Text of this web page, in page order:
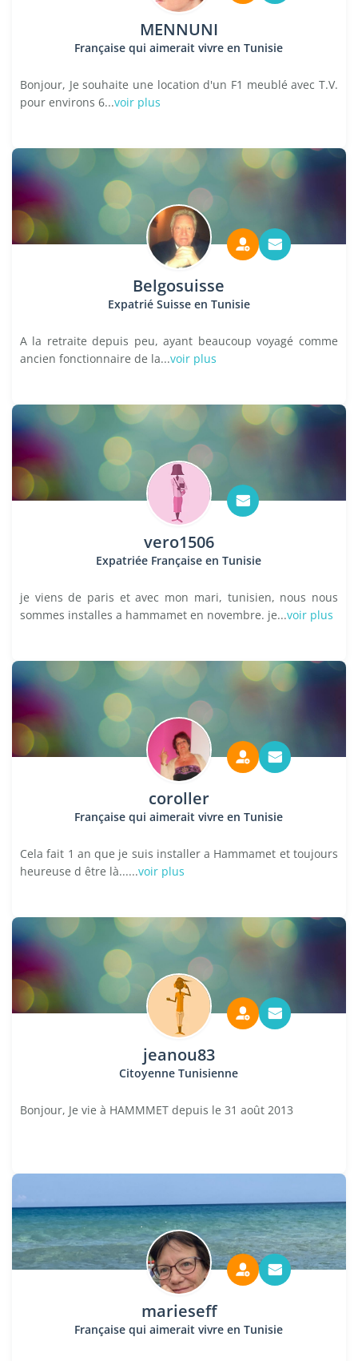
MENNUNI
Française qui aimerait vivre en Tunisie
Bonjour, Je souhaite une location d'un F1 meublé avec T.V.
pour environs 6...voir plus
Belgosuisse
Expatrié Suisse en Tunisie
A la retraite depuis peu, ayant beaucoup voyagé comme
ancien fonctionnaire de la...voir plus
vero1506
Expatriée Française en Tunisie
je viens de paris et avec mon mari, tunisien, nous nous
sommes installes a hammamet en novembre. je...voir plus
coroller
Française qui aimerait vivre en Tunisie
Cela fait 1 an que je suis installer a Hammamet et toujours
heureuse d être là......voir plus
jeanou83
Citoyenne Tunisienne
Bonjour, Je vie à HAMMMET depuis le 31 août 2013
marieseff
Française qui aimerait vivre en Tunisie